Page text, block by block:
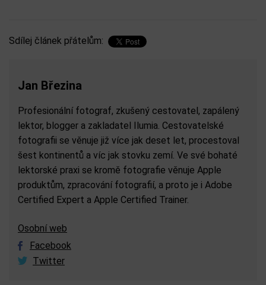
Sdílej článek přátelům:
Jan Březina
Profesionální fotograf, zkušený cestovatel, zapálený
lektor, blogger a zakladatel Ilumia. Cestovatelské
fotografii se věnuje již více jak deset let, procestoval
šest kontinentů a víc jak stovku zemí. Ve své bohaté
lektorské praxi se kromě fotografie věnuje Apple
produktům, zpracování fotografií, a proto je i Adobe
Certified Expert a Apple Certified Trainer.
Osobní web
Facebook
Twitter